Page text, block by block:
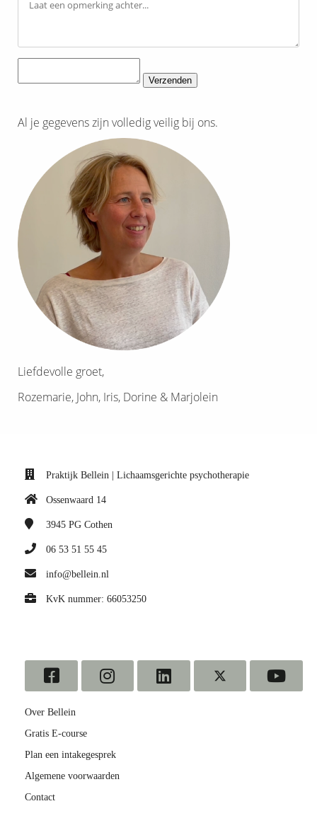
Verzenden
Al je gegevens zijn volledig veilig bij ons.
Liefdevolle groet,
Rozemarie, John, Iris, Dorine & Marjolein
Praktijk Bellein | Lichaamsgerichte psychotherapie
Ossenwaard 14
3945 PG Cothen
06 53 51 55 45
info@bellein.nl
KvK nummer: 66053250
Over Bellein
Gratis E-course
Plan een intakegesprek
Algemene voorwaarden
Contact